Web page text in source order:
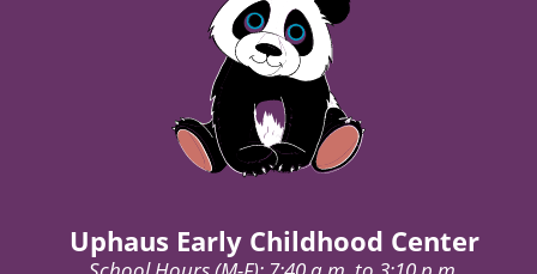
Uphaus Early Childhood Center